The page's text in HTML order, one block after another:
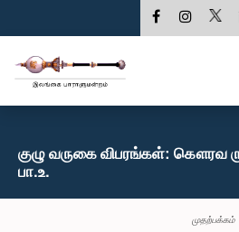
குழு வருகை விபரங்கள்: கௌரவ
பா.உ.
முதற்பக்கம்